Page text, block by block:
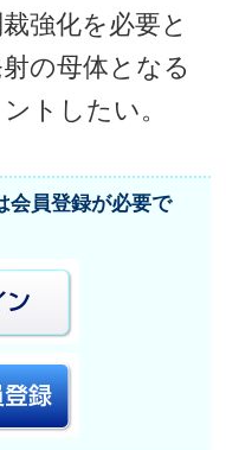
強化を必要と
の母体となる
トしたい。
会員登録が必要で